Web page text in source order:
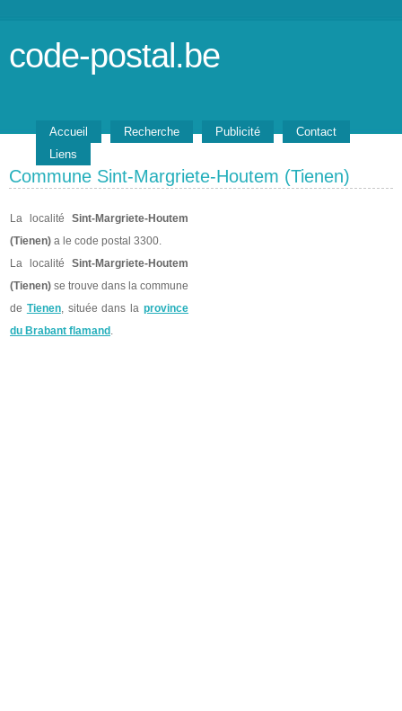
code-postal.be
Accueil Recherche Publicité
Contact
Liens
Commune Sint-Margriete-Houtem (Tienen)
La localité Sint-Margriete-Houtem
(Tienen) a le code postal 3300.
La localité Sint-Margriete-Houtem
(Tienen) se trouve dans la commune
de Tienen, située dans laprovince
du Brabant flamand .